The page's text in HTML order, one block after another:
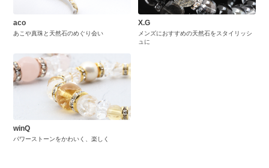
aco
あこや真珠と天然石のめぐり会い
X.G
メンズにおすすめの天然石をスタイリッシ
ュに
winQ
パワーストーンをかわいく、楽しく